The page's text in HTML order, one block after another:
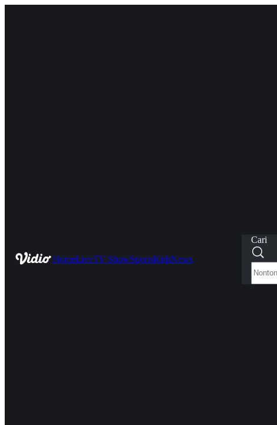
HomeLiveTV ShowSportsKidsNews
Cari